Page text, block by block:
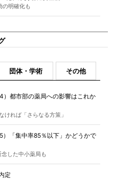
の明確化も
団体・学術 その他
）都市部の薬局への影響はこれか
ければ「さらなる方策」
）「集中率85％以下」かどうかで
した中小薬局も
定